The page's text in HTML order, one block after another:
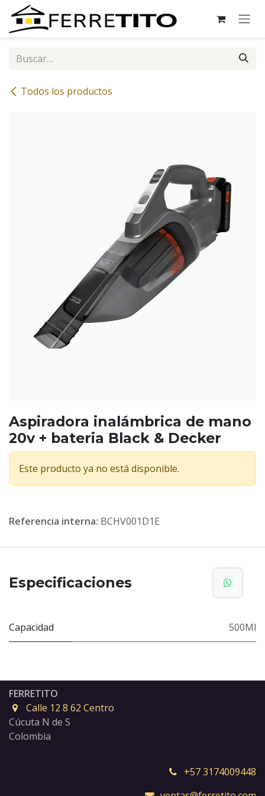
Ir al contenido
Todos los productos
Aspiradora inalámbrica de mano
20v + bateria Black & Decker
Este producto ya no está disponible.
Referencia interna: BCHV001D1E
Especificaciones
Capacidad 500Ml
FERRETITO
Calle 12 8 62 Centro
Cúcuta N de S
Colombia
+57 3174009448